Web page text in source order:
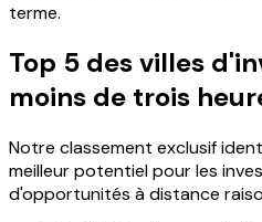
terme.
Top 5 des villes
moins de trois
Notre classement exclusif
meilleur potentiel pour les
d'opportunités à distance